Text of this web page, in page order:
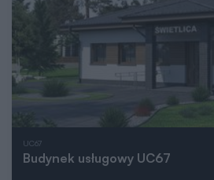
UC67
Budynek usługowy UC67